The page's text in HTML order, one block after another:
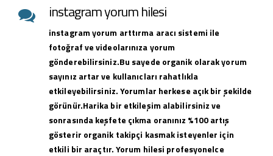
instagram yorum hilesi
instagram yorum arttırma aracı sistemi ile
fotoğraf ve videolarınıza yorum
gönderebilirsiniz.Bu sayede organik olarak yorum
sayınız artar ve kullanıcları rahatlıkla
etkileyebilirsiniz. Yorumlar herkese açık bir şekilde
görünür.Harika bir etkileşim alabilirsiniz ve
sonrasında keşfete çıkma oranınız %100 artış
gösterir organik takipçi kasmak isteyenler için
etkili bir araçtır. Yorum hilesi profesyonelce